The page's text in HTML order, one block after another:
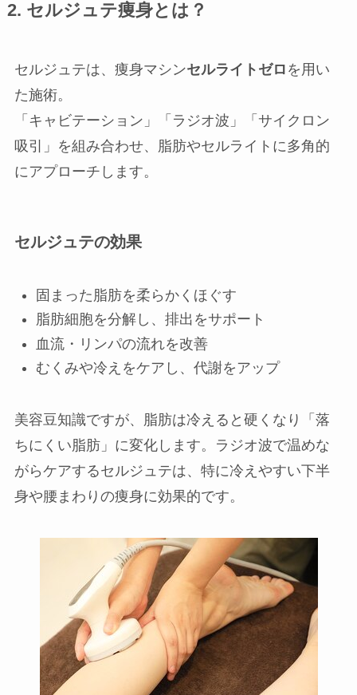
2. セルジュテ痩身とは？
セルジュテは、痩身マシンセルライトゼロ を用い
た施術。
「キャビテーション」「ラジオ波」「サイクロン
吸引」を組み合わせ、脂肪やセルライトに多角的
にアプローチします。
セルジュテの効果
固まった脂肪を柔らかくほぐす
脂肪細胞を分解し、排出をサポート
血流・リンパの流れを改善
むくみや冷えをケアし、代謝をアップ
美容豆知識ですが、脂肪は冷えると硬くなり「落
ちにくい脂肪」に変化します。ラジオ波で温めな
がらケアするセルジュテは、特に冷えやすい下半
身や腰まわりの痩身に効果的です。